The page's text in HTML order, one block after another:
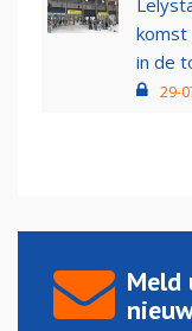
komst
in de
29-
Meld